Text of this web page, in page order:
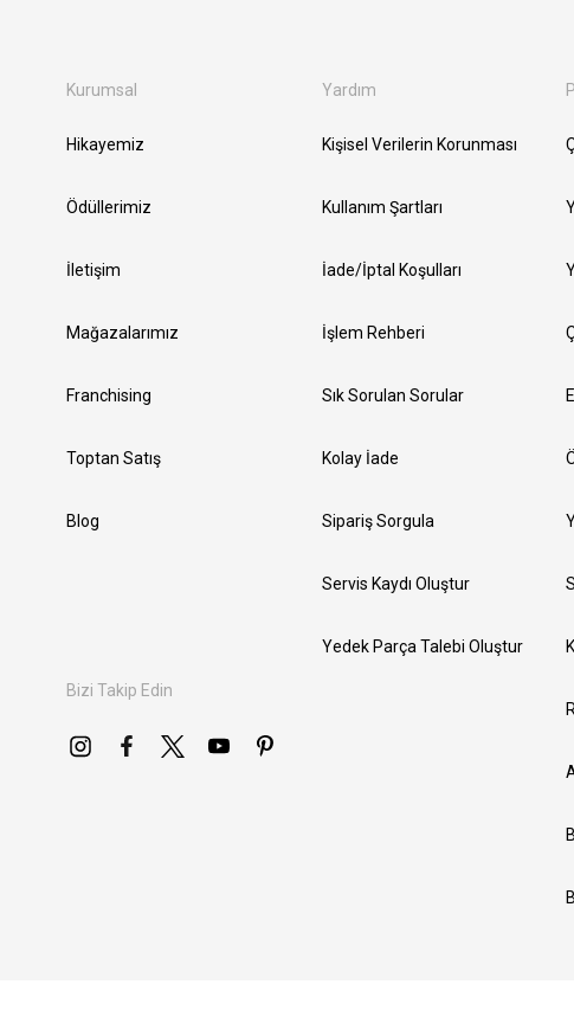
Kurumsal
Hikayemiz
Ödüllerimiz
İletişim
Mağazalarımız
Franchising
Toptan Satış
Blog
Bizi Takip Edin
Yardım
Kişisel Verilerin Korunması
Kullanım Şartları
İade/İptal Koşulları
İşlem Rehberi
Sık Sorulan Sorular
Kolay İade
Sipariş Sorgula
Servis Kaydı Oluştur
Yedek Parça Talebi Oluştur